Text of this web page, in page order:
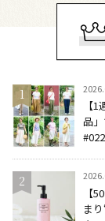
【
品
【
ま